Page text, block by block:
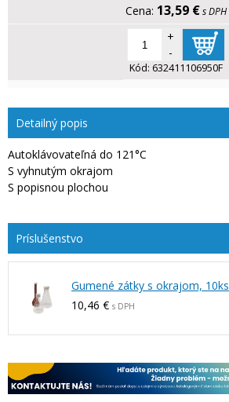
13,59 € s DPH
+
-
Kód: 632411106950F
Detailný popis
Autoklávovateľná do 121°C
S vyhnutým okrajom
S popisnou plochou
Gumené zátky s okrajom, 10ks
10,46 € s DPH